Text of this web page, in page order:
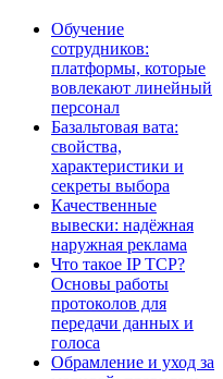
Обучение
сотрудников:
платформы, которые
вовлекают линейный
персонал
Базальтовая вата:
свойства,
характеристики и
секреты выбора
Качественные
вывески: надёжная
наружная реклама
Что такое IP TCP?
Основы работы
протоколов для
передачи данных и
голоса
Обрамление и уход за